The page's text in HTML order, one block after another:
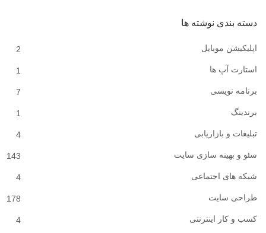
دسته بندی نوشته ها
2 اپلیکیشن موبایل
1 استارت آپ ها
7 برنامه نویسی
1 برندینگ
4 تبلیغات و بازاریابی
143 سئو و بهینه سازی سایت
4 شبکه های اجتماعی
178 طراحی سایت
4 کسب و کار اینترنتی